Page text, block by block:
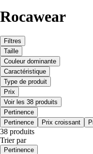
Rocawear
Filtres
Taille
Couleur dominante
Caractéristique
Type de produit
Prix
Voir les 38 produits
Pertinence
Pertinence
Prix croissant
38 produits
Trier par
Pertinence